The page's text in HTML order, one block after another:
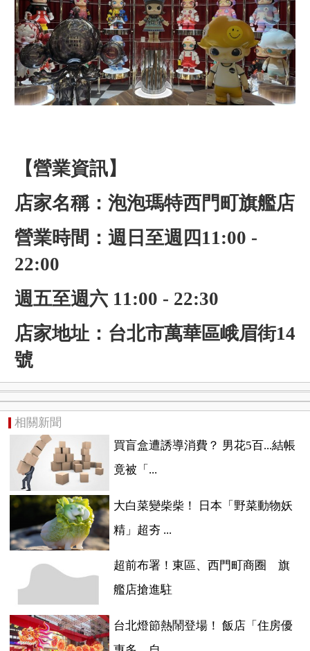
【營業資訊】
店家名稱：泡泡瑪特西門町旗艦店
營業時間：週日至週四11:00 -
22:00
週五至週六 11:00 - 22:30
店家地址：台北市萬華區峨眉街14
號
相關新聞
買盲盒遭誘導消費？ 男花5百...結帳
竟被「...
大白菜變柴柴！ 日本「野菜動物妖
精」超夯 ...
超前布署！東區、西門町商圈 旗
艦店搶進駐
台北燈節熱鬧登場！ 飯店「住房優